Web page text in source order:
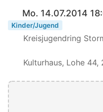
Mo. 14.07.2014
Kinder/Jugend
Kreisjugendring
Kulturhaus, Lohe